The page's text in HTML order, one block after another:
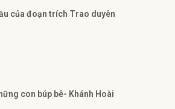
của đoạn trích Trao duyên
con búp bê- Khánh Hoài